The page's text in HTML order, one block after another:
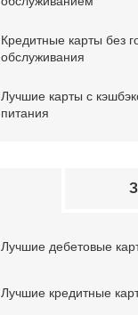
Кредитные карты без
обслуживания
Лучшие карты с
питания
Лучшие дебетовые
Лучшие кредитные